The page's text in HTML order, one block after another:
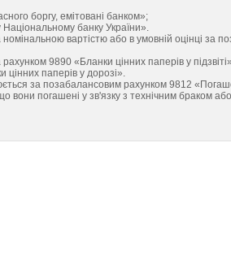
боргу, емітовані банком»;
банку України».
номінальною вартістю або в умовній оцінці за
9890 «Бланки цінних паперів у
цінних паперів у дорозі».
за позабалансовим рахунком 9812
вони погашені у зв'язку з технічним браком